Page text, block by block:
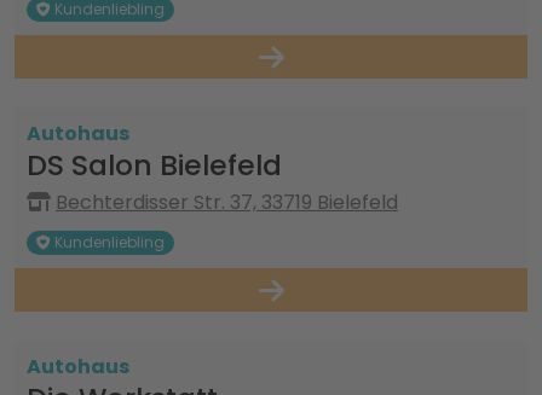
Kundenliebling
Autohaus
DS Salon Bielefeld
Bechterdisser Str. 37, 33719 Bielefeld
Kundenliebling
Autohaus